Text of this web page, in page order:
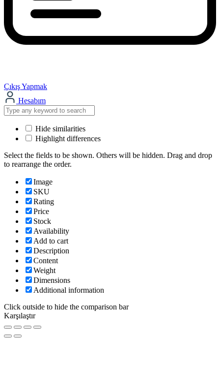
Çıkış Yapmak
Hesabım
Hide similarities
Highlight differences
Select the fields to be shown. Others will be hidden. Drag and drop
to rearrange the order.
Image
SKU
Rating
Price
Stock
Availability
Add to cart
Description
Content
Weight
Dimensions
Additional information
Click outside to hide the comparison bar
Karşılaştır